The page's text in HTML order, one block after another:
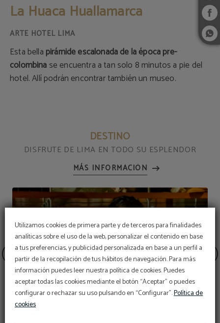
Utilizamos cookies de primera parte y de terceros para finalidades
analíticas sobre el uso de la web, personalizar el contenido en base
a tus preferencias, y publicidad personalizada en base a un perfil a
partir de la recopilación de tus hábitos de navegación. Para más
información puedes leer nuestra política de cookies. Puedes
aceptar todas las cookies mediante el botón “Aceptar” o puedes
configurar o rechazar su uso pulsando en “Configurar”.Política de
cookies
La Huaca Huallamarca
Esta bellapirámide escalonada de la época pre-
colombina se encuentra a tan solo 8 minutos a pie del
hotel. Allí podrán encontrar también un museo.
DESTINO
DISFRUTE DE LIMA EN TODO SU ESPLENDOR
MÁS INFORMACIÓN